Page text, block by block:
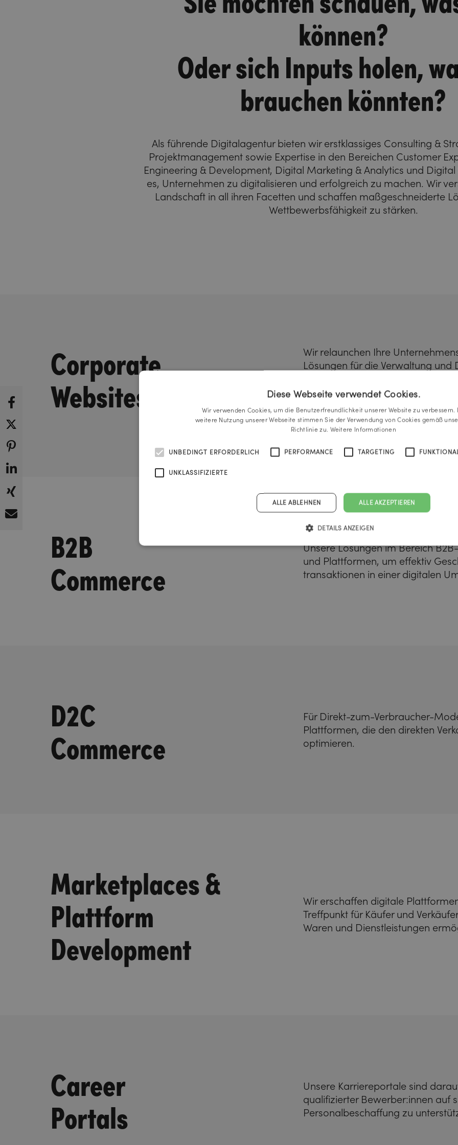
können?
Oder sich Inputs holen,
brauchen könnten?
Als führende Digitalagentur bieten wir erstklassiges Consulting &
Projektmanagement sowie Expertise in den Bereichen Customer
Engineering & Development, Digital Marketing & Analytics und Digital
es, Unternehmen zu digitalisieren und erfolgreich zu machen. Wir
Landschaft in all ihren Facetten und schaffen maßgeschneiderte
Wettbewerbsfähigkeit zu stärken.
Corporate
Websites
Wir relaunchen Ihre
Lösungen für die Verwaltung und
Unternehmen über mehrere
verfügen, können wir Ihnen die
Content-Hubs anbieten. Unsere
einem modernen Content
B2B
Commerce
Unsere Lösungen im Bereich
und Plattformen, um effektiv
transaktionen in einer digitalen
D2C
Commerce
Für Direkt-zum-Verbraucher-
Plattformen, die den direkten
optimieren.
Marketplaces &
Plattform
Development
Wir erschaffen digitale
Treffpunkt für Käufer und
Waren und Dienstleistungen
Career
Portals
Unsere Karriereportale sind
qualifizierter Bewerber:innen auf
Personalbeschaffung zu
Diese Webseite verwendet Cookies.
Wir verwenden Cookies, um die Benutzerfreundlichkeit unserer Website zu verbessern.
weitere Nutzung unserer Webseite stimmen Sie der Verwendung von Cookies gemäß
Richtlinie zu. Weitere Informationen
UNBEDINGT ERFORDERLICH PERFORMANCE TARGETING
UNKLASSIFIZIERTE
ALLE AKZEPTIEREN
ALLE ABLEHNEN
DETAILS ANZEIGEN